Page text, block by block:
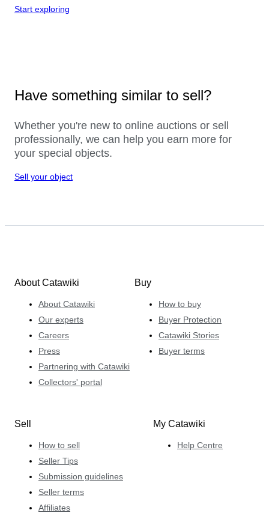
Start exploring
Have something similar to sell?
Whether you're new to online auctions or sell
professionally, we can help you earn more for
your special objects.
Sell your object
About Catawiki
About Catawiki
Our experts
Careers
Press
Partnering with Catawiki
Collectors' portal
Buy
How to buy
Buyer Protection
Catawiki Stories
Buyer terms
Sell
How to sell
Seller Tips
Submission guidelines
Seller terms
Affiliates
My Catawiki
Help Centre